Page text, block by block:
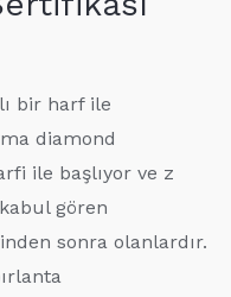
bir harf ile
diamond
ile başlıyor ve z
gören
sonra olanlardır.